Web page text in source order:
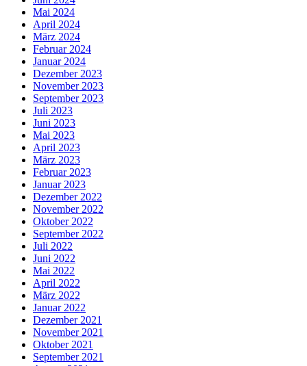
Mai 2024
April 2024
März 2024
Februar 2024
Januar 2024
Dezember 2023
November 2023
September 2023
Juli 2023
Juni 2023
Mai 2023
April 2023
März 2023
Februar 2023
Januar 2023
Dezember 2022
November 2022
Oktober 2022
September 2022
Juli 2022
Juni 2022
Mai 2022
April 2022
März 2022
Januar 2022
Dezember 2021
November 2021
Oktober 2021
September 2021